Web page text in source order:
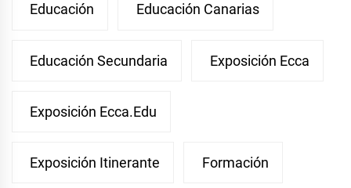
Educación Educación Canarias
Educación Secundaria Exposición Ecca
Exposición Ecca.edu
Exposición Itinerante Formación